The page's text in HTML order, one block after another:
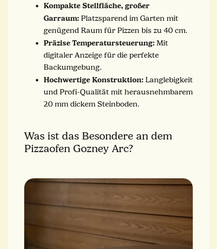
Kompakte Stellfläche, großer
Garraum: Platzsparend im Garten mit
genügend Raum für Pizzen bis zu 40 cm.
Präzise Temperatursteuerung: Mit
digitaler Anzeige für die perfekte
Backumgebung.
Hochwertige Konstruktion: Langlebigkeit
und Profi-Qualität mit herausnehmbarem
20 mm dickem Steinboden.
Was ist das Besondere an dem
Pizzaofen Gozney Arc?